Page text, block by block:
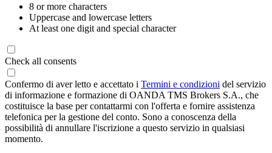
8 or more characters
Uppercase and lowercase letters
At least one digit and special character
Check all consents
Confermo di aver letto e accettato i Termini e condizioni del servizio
di informazione e formazione di OANDA TMS Brokers S.A., che
costituisce la base per contattarmi con l'offerta e fornire assistenza
telefonica per la gestione del conto. Sono a conoscenza della
possibilità di annullare l'iscrizione a questo servizio in qualsiasi
momento.